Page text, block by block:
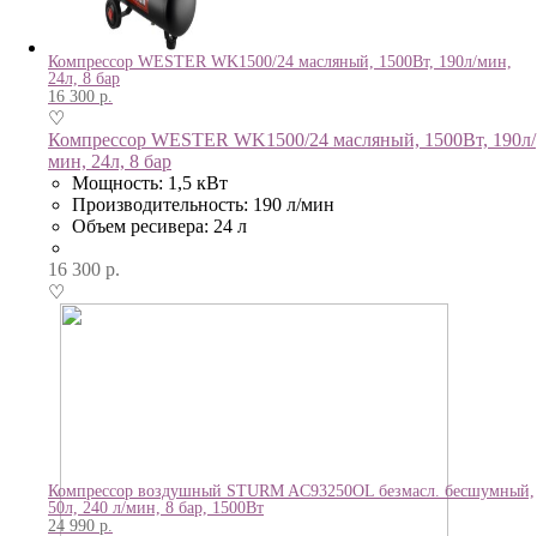
Компрессор WESTER WK1500/24 масляный, 1500Вт, 190л/мин,
24л, 8 бар
16 300 р.
♡
Компрессор WESTER WK1500/24 масляный, 1500Вт, 190л/
мин, 24л, 8 бар
Мощность: 1,5 кВт
Производительность: 190 л/мин
Объем ресивера: 24 л
16 300 р.
♡
Компрессор воздушный STURM AC93250OL безмасл. бесшумный,
50л, 240 л/мин, 8 бар, 1500Вт
24 990 р.